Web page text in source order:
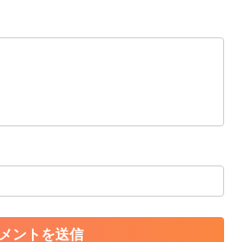
合によってはコメント削除や書き込み制
び投稿すること
銭が絡む内容の投稿
む内容の投稿
と判断した投稿